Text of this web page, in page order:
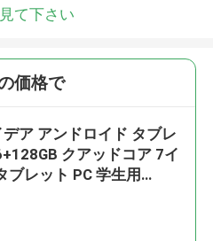
て下さい
価格で
デア アンドロイド タブレ
クアッドコア 7イ
ブレット PC 学生用